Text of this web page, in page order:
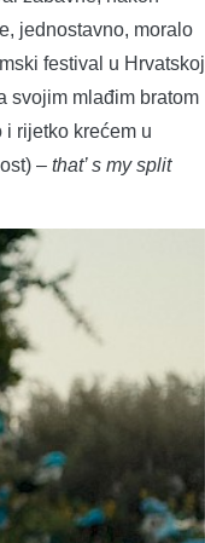
jednostavno, moralo
festival u Hrvatskoj
svojim mlađim bratom
rijetko krećem u
– that’ s my split